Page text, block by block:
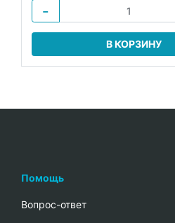
−
В КОРЗИНУ
Помощь
Вопрос-ответ